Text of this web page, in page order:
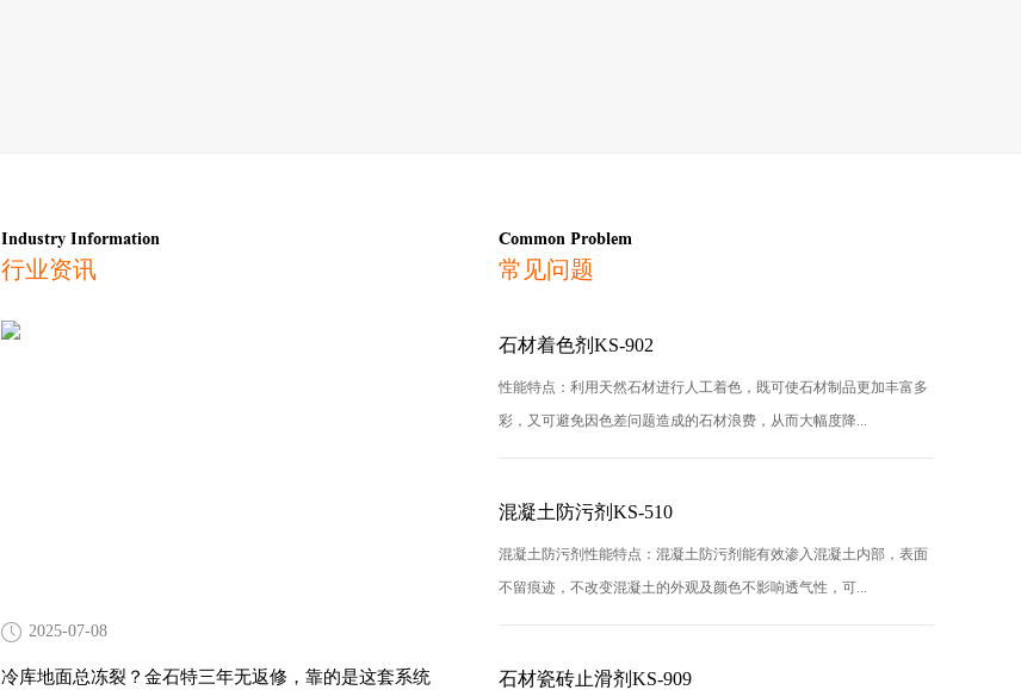
Industry Information
行业资讯
2025-07-08
冷库地面总冻裂？金石特三年无返修，靠的是这套系统
Common Problem
常见问题
石材着色剂KS-902
性能特点：利用天然石材进行人工着色，既可使石材制品更加丰富多
彩，又可避免因色差问题造成的石材浪费，从而大幅度降...
混凝土防污剂KS-510
混凝土防污剂性能特点：混凝土防污剂能有效渗入混凝土内部，表面
不留痕迹，不改变混凝土的外观及颜色不影响透气性，可...
石材瓷砖止滑剂KS-909